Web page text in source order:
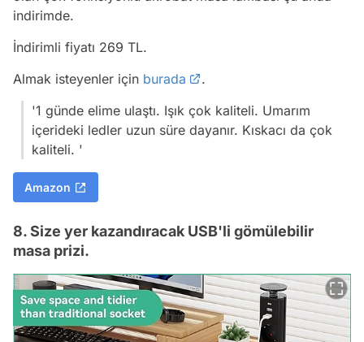
indirimde.
İndirimli fiyatı 269 TL.
Almak isteyenler için burada
.
'1 günde elime ulaştı. Işık çok kaliteli. Umarım
içerideki ledler uzun süre dayanır. Kıskacı da çok
kaliteli. '
Amazon
8. Size yer kazandıracak USB'li gömülebilir
masa prizi.